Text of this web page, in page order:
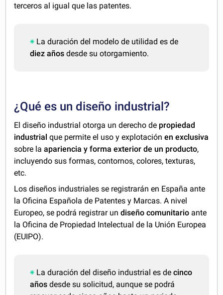
terceros al igual que las patentes.
La duración del modelo de utilidad es de
diez años desde su otorgamiento.
¿Qué es un diseño industrial?
El diseño industrial otorga un derecho de propiedad
industrial que permite el uso y explotaciónen exclusiva
sobre laapariencia y forma exterior de un producto,
incluyendo sus formas, contornos, colores, texturas,
etc.
Los diseños industriales se registrarán en España ante
la Oficina Española de Patentes y Marcas. A nivel
Europeo, se podrá registrar undiseño comunitario ante
la Oficina de Propiedad Intelectual de la Unión Europea
(EUIPO).
La duración del diseño industrial es decinco
años desde su solicitud, aunque se podrá